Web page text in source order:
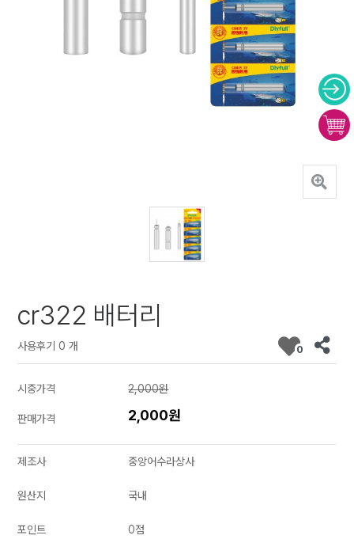
cr322 배터리
사용후기 0 개 0
시중가격 2,000원
판매가격 2,000원
제조사 중앙어수라상사
원산지 국내
포인트 0점